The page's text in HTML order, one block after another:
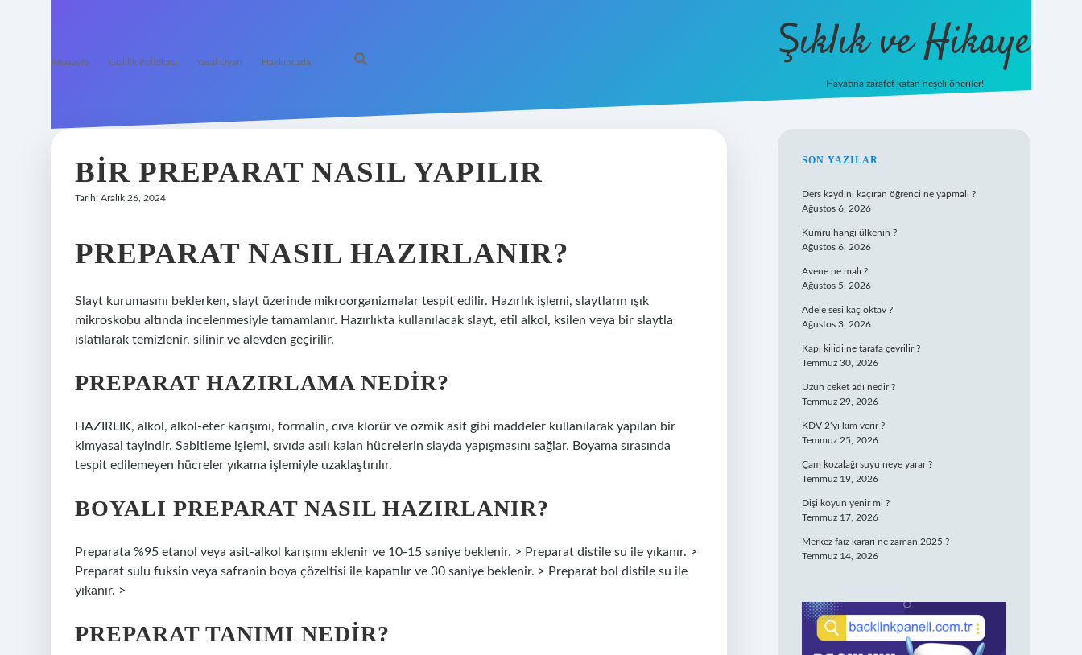
Anasayfa Gizlilik Politikası Yasal Uyarı Hakkımızda Şıklık ve Hikaye
Hayatına zarafet katan neşeli öneriler!
BIR PREPARAT NASIL YAPILIR
Tarih: Aralık 26, 2024
PREPARAT NASIL HAZIRLANIR?
Slayt kurumasını beklerken, slayt üzerinde mikroorganizmalar tespit edilir. Hazırlık işlemi, slaytların ışık
mikroskobu altında incelenmesiyle tamamlanır. Hazırlıkta kullanılacak slayt, etil alkol, ksilen veya bir slaytla
ıslatılarak temizlenir, silinir ve alevden geçirilir.
PREPARAT HAZIRLAMA NEDIR?
HAZIRLIK, alkol, alkol-eter karışımı, formalin, cıva klorür ve ozmik asit gibi maddeler kullanılarak yapılan bir
kimyasal tayindir. Sabitleme işlemi, sıvıda asılı kalan hücrelerin slayda yapışmasını sağlar. Boyama sırasında
tespit edilemeyen hücreler yıkama işlemiyle uzaklaştırılır.
BOYALI PREPARAT NASIL HAZIRLANIR?
Preparata %95 etanol veya asit-alkol karışımı eklenir ve 10-15 saniye beklenir. > Preparat distile su ile yıkanır. >
Preparat sulu fuksin veya safranin boya çözeltisi ile kapatılır ve 30 saniye beklenir. > Preparat bol distile su ile
yıkanır. >
PREPARAT TANIMI NEDIR?
SIDEBAR
SON YAZILAR
Ders kaydını kaçıran öğrenci ne yapmalı ?
Ağustos 6, 2026
Kumru hangi ülkenin ?
Ağustos 6, 2026
Avene ne malı ?
Ağustos 5, 2026
Adele sesi kaç oktav ?
Ağustos 3, 2026
Kapı kilidi ne tarafa çevrilir ?
Temmuz 30, 2026
Uzun ceket adı nedir ?
Temmuz 29, 2026
KDV 2’yi kim verir ?
Temmuz 25, 2026
Çam kozalağı suyu neye yarar ?
Temmuz 19, 2026
Dişi koyun yenir mi ?
Temmuz 17, 2026
Merkez faiz kararı ne zaman 2025 ?
Temmuz 14, 2026